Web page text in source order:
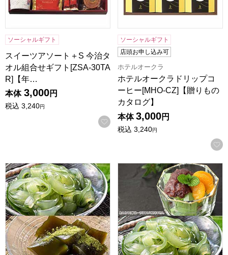
ソーシャルギフト
スイーツアソート＋S 今治タ
オル組合せギフト[ZSA-30TA
R]【年…
本体 3,000円
税込 3,240円
お気に入りに登録する
ソーシャルギフト
店頭お申し込み可
ホテルオークラ
ホテルオークラドリップコ
ーヒー[MHO-CZ]【贈りもの
カタログ】
本体 3,000円
税込 3,240円
京都宇治 茶游堂 茶彩菓「寛ぎ」【年間ギフト】
京都宇治 茶游堂 茶彩菓 「貴